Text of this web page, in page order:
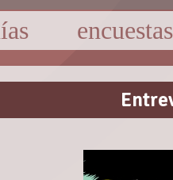
encuestas